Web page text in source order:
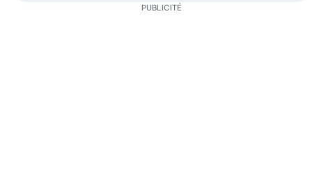
PUBLICITÉ